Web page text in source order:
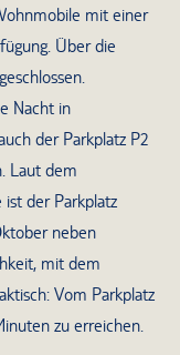
mit einer
Über die
Nacht in
der Parkplatz P2
Laut dem
der Parkplatz
neben
mit dem
Vom Parkplatz
zu erreichen.